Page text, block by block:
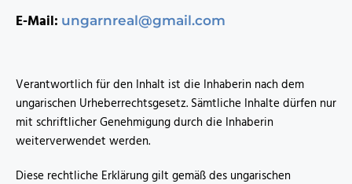
E-Mail: ungarnreal@gmail.com
Verantwortlich für den Inhalt ist die Inhaberin nach dem
ungarischen Urheberrechtsgesetz. Sämtliche Inhalte dürfen nur
mit schriftlicher Genehmigung durch die Inhaberin
weiterverwendet werden.
Diese rechtliche Erklärung gilt gemäß des ungarischen